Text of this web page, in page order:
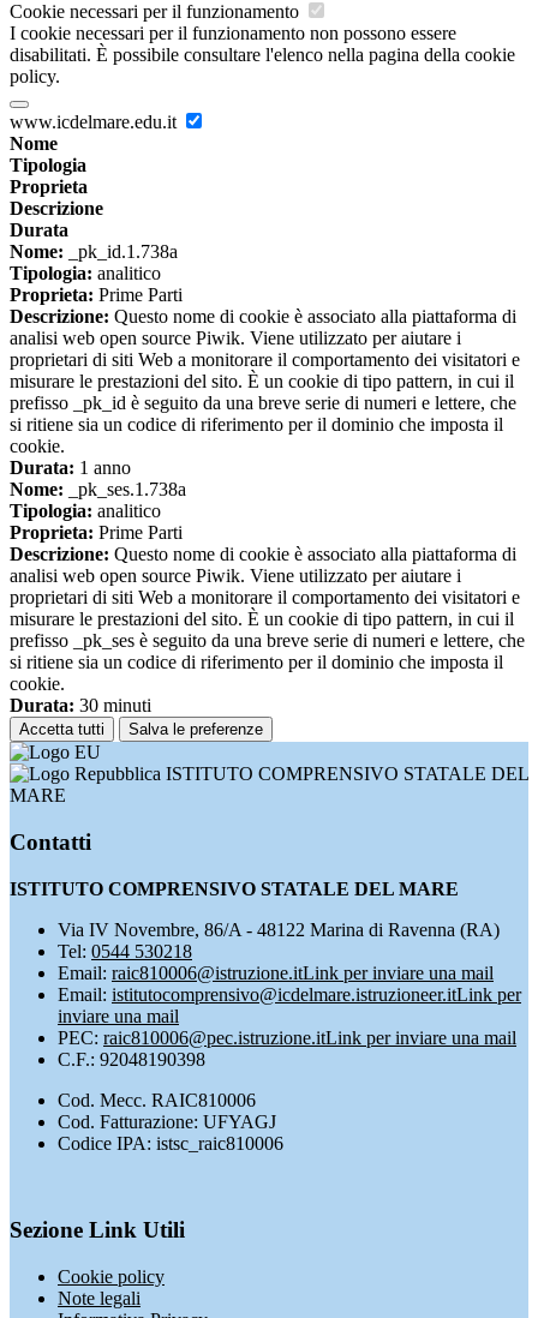
Cookie necessari per il funzionamento
I cookie necessari per il funzionamento non possono essere
disabilitati. È possibile consultare l'elenco nella pagina della cookie
policy.
www.icdelmare.edu.it
Nome
Tipologia
Proprieta
Descrizione
Durata
Nome: _pk_id.1.738a
Tipologia: analitico
Proprieta: Prime Parti
Descrizione: Questo nome di cookie è associato alla piattaforma di
analisi web open source Piwik. Viene utilizzato per aiutare i
proprietari di siti Web a monitorare il comportamento dei visitatori e
misurare le prestazioni del sito. È un cookie di tipo pattern, in cui il
prefisso _pk_id è seguito da una breve serie di numeri e lettere, che
si ritiene sia un codice di riferimento per il dominio che imposta il
cookie.
Durata: 1 anno
Nome: _pk_ses.1.738a
Tipologia: analitico
Proprieta: Prime Parti
Descrizione: Questo nome di cookie è associato alla piattaforma di
analisi web open source Piwik. Viene utilizzato per aiutare i
proprietari di siti Web a monitorare il comportamento dei visitatori e
misurare le prestazioni del sito. È un cookie di tipo pattern, in cui il
prefisso _pk_ses è seguito da una breve serie di numeri e lettere, che
si ritiene sia un codice di riferimento per il dominio che imposta il
cookie.
Durata: 30 minuti
Accetta tutti Salva le preferenze
ISTITUTO COMPRENSIVO STATALE DEL
MARE
Contatti
ISTITUTO COMPRENSIVO STATALE DEL MARE
Via IV Novembre, 86/A - 48122 Marina di Ravenna (RA)
Tel: 0544 530218
Email: raic810006@istruzione.itLink per inviare una mail
Email: istitutocomprensivo@icdelmare.istruzioneer.itLink per
inviare una mail
PEC: raic810006@pec.istruzione.itLink per inviare una mail
C.F.: 92048190398
Cod. Mecc. RAIC810006
Cod. Fatturazione: UFYAGJ
Codice IPA: istsc_raic810006
Sezione Link Utili
Cookie policy
Note legali